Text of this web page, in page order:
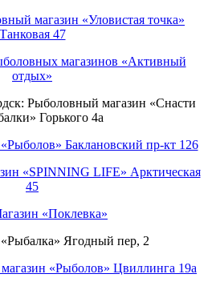
магазин «Уловистая точка»
Танковая 47
магазинов «Активный
отдых»
Рыболовный магазин «Снасти
Горького 4а
Баклановский пр-кт 126
«SPINNING LIFE» Арктическая
45
«Поклевка»
Ягодный пер, 2
«Рыболов» Цвиллинга 19а